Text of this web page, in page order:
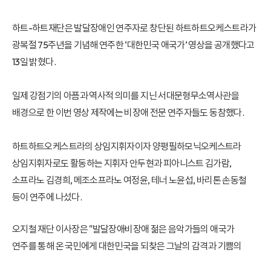
하트-하트재단은 발달장애인 연주자로 창단된 하트하트오케스트라가
광복절 75주년을 기념해 연주한 ‘대한민국 애국가‘ 영상을 공개했다고
13일 밝혔다.
일제 강점기의 아픔과 역사적 의미를 지닌 서대문형무소역사관을
배경으로 한 이번 영상 제작에는 비장애 전문 연주자들도 동참했다.
하트하트오케스트라의 상임지휘자이자 양평필하모닉오케스트라
상임지휘자로도 활동하는 지휘자 안두현과 피아니스트 김가람,
소프라노 김경희, 메조소프라노 여정윤, 테너 노윤섭, 바리톤 손동철
등이 연주에 나섰다.
오지철 재단 이사장은 "발달장애·비장애 젊은 음악가들의 애국가
연주를 통해 온 국민에게 대한민국을 되찾은 그날의 감격과 기쁨의